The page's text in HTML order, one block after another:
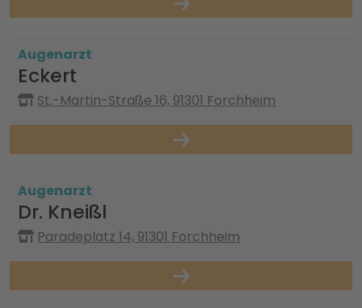
Augenarzt
Eckert
St.-Martin-Straße 16, 91301 Forchheim
Augenarzt
Dr. Kneißl
Paradeplatz 14, 91301 Forchheim